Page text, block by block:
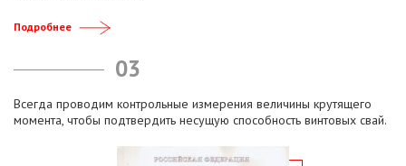
Подробнее
03
Всегда проводим контрольные измерения величины крутящего
момента, чтобы подтвердить несущую способность винтовых свай.